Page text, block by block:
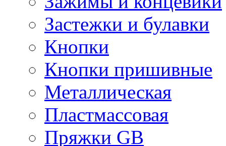
Застежки и булавки
Кнопки
Кнопки пришивные
Металлическая
Пластмассовая
Пряжки GB